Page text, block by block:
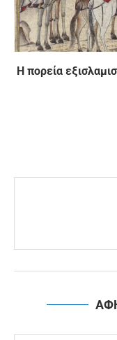
Η πορεία